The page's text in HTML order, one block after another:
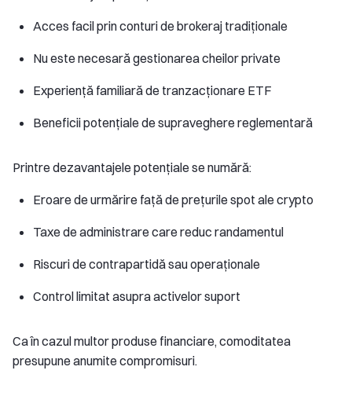
Acces facil prin conturi de brokeraj tradiționale
Nu este necesară gestionarea cheilor private
Experiență familiară de tranzacționare ETF
Beneficii potențiale de supraveghere reglementară
Printre dezavantajele potențiale se numără:
Eroare de urmărire față de prețurile spot ale crypto
Taxe de administrare care reduc randamentul
Riscuri de contrapartidă sau operaționale
Control limitat asupra activelor suport
Ca în cazul multor produse financiare, comoditatea
presupune anumite compromisuri.